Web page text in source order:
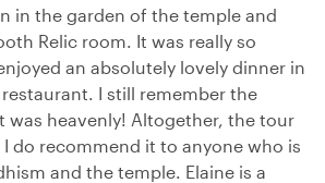
in the garden of the temple and
Relic room. It was really so
an absolutely lovely dinner in
I still remember the
was heavenly! Altogether, the tour
do recommend it to anyone who is
and the temple. Elaine is a